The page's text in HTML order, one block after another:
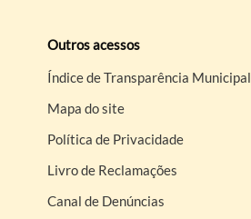
Outros acessos
Índice de Transparência Municipal
Mapa do site
Política de Privacidade
Livro de Reclamações
Canal de Denúncias